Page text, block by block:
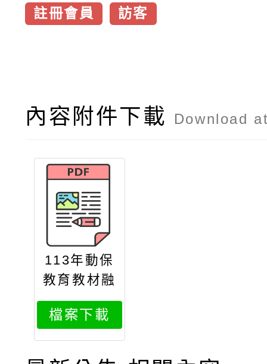
註冊會員 訪客
內容附件下載 Download
113年動保
教育教材融
入校園課程
之教師研習
活動報名須
知
檔案下載